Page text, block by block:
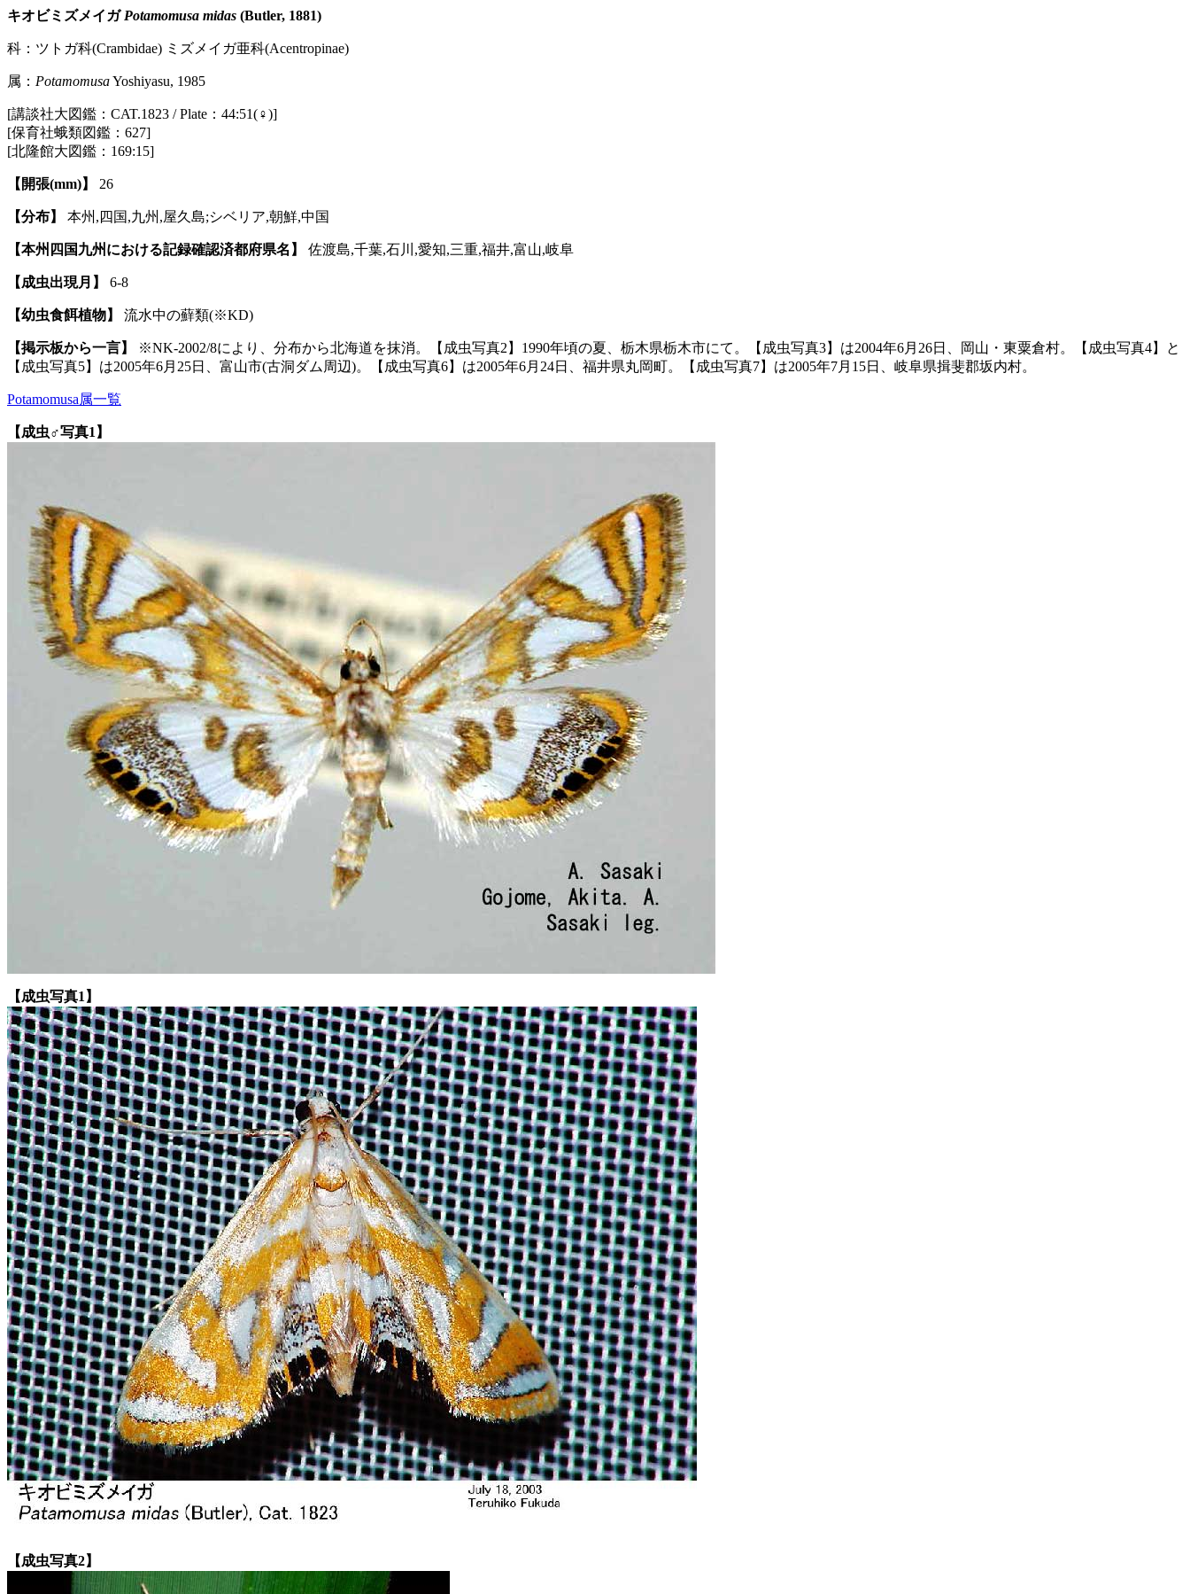
キオビミズメイガ Potamomusa midas (Butler, 1881)
科：ツトガ科(Crambidae) ミズメイガ亜科(Acentropinae)
属： PotamomusaYoshiyasu, 1985
[講談社大図鑑：CAT.1823 / Plate：44:51(♀)]
[保育社蛾類図鑑：627]
[北隆館大図鑑：169:15]
【開張(mm)】 26
【分布】 本州,四国,九州,屋久島;シベリア,朝鮮,中国
【本州四国九州における記録確認済都府県名】 佐渡島,千葉,石川,愛知,三重,福井,富山,岐阜
【成虫出現月】 6-8
【幼虫食餌植物】 流水中の蘚類(※KD)
【掲示板から一言】
※NK-2002/8により、分布から北海道を抹消。【成虫写真2】1990年頃の夏、栃木県栃木市にて。【成虫写真3】は2004年6月26日、岡山・東粟倉村。【成虫写真4】と
【成虫写真5】は2005年6月25日、富山市(古洞ダム周辺)。【成虫写真6】は2005年6月24日、福井県丸岡町。【成虫写真7】は2005年7月15日、岐阜県揖斐郡坂内村。
Potamomusa属一覧
【成虫♂写真1】
【成虫写真1】
【成虫写真2】